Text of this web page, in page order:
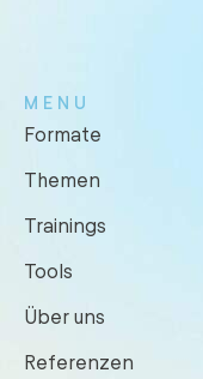
MENU
Formate
Themen
Trainings
Tools
Über uns
Referenzen